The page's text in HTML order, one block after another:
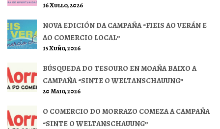
16 Xullo, 2026
NOVA EDICIÓN DA CAMPAÑA “FIEIS AO VERÁN E
AO COMERCIO LOCAL”
15 Xuño, 2026
BÚSQUEDA DO TESOURO EN MOAÑA BAIXO A
CAMPAÑA “SINTE O WELTANSCHAUUNG”
20 Maio, 2026
O COMERCIO DO MORRAZO COMEZA A CAMPAÑA
“SINTE O WELTANSCHAUUNG”